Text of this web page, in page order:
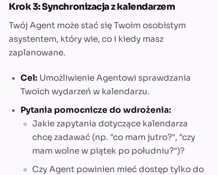
Krok 3: Synchronizacja z kalendarzem
Twój Agent może stać się Twoim osobistym
asystentem, który wie, co i kiedy masz
zaplanowane.
Cel: Umożliwienie Agentowi sprawdzania
Twoich wydarzeń w kalendarzu.
Pytania pomocnicze do wdrożenia:
Jakie zapytania dotyczące kalendarza
chcę zadawać (np. "co mam jutro?", "czy
mam wolne w piątek po południu?")?
Czy Agent powinien mieć dostęp tylko do